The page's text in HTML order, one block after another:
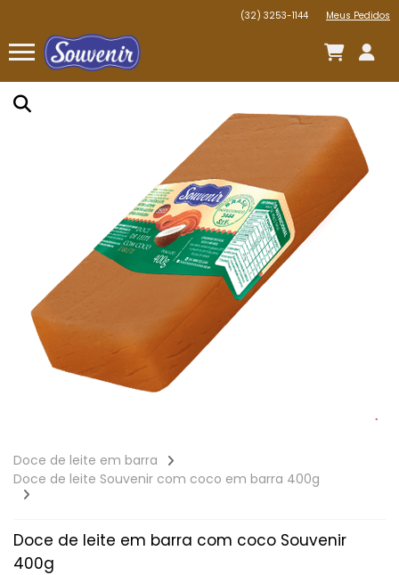
(32) 3253-1144 Meus Pedidos
Doce de leite em barra
Doce de leite Souvenir com coco em barra 400g
Doce de leite em barra com coco Souvenir
400g